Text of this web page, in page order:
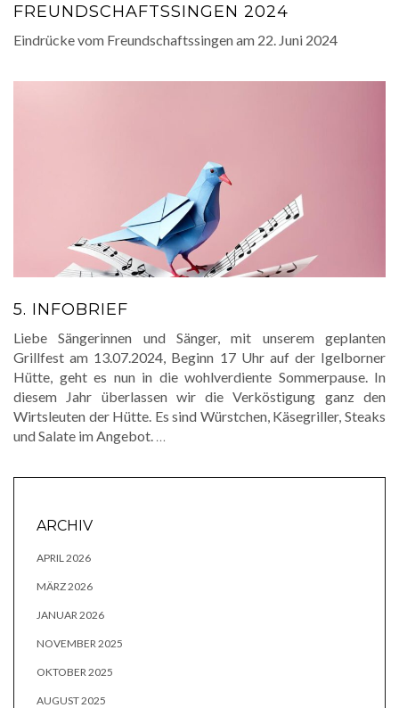
FREUNDSCHAFTSSINGEN 2024
Eindrücke vom Freundschaftssingen am 22. Juni 2024
5. INFOBRIEF
Liebe Sängerinnen und Sänger, mit unserem geplanten
Grillfest am 13.07.2024, Beginn 17 Uhr auf der Igelborner
Hütte, geht es nun in die wohlverdiente Sommerpause. In
diesem Jahr überlassen wir die Verköstigung ganz den
Wirtsleuten der Hütte. Es sind Würstchen, Käsegriller, Steaks
und Salate im Angebot.
ARCHIV
APRIL 2026
MÄRZ 2026
JANUAR 2026
NOVEMBER 2025
OKTOBER 2025
AUGUST 2025